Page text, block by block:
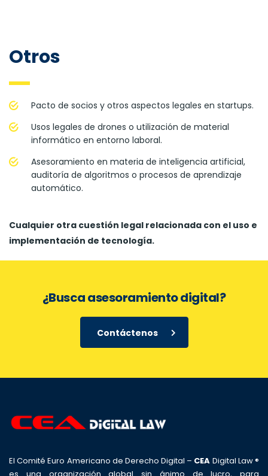
Otros
Pacto de socios y otros aspectos legales en startups.
Usos legales de drones o utilización de material
informático en entorno laboral.
Asesoramiento en materia de inteligencia artificial,
auditoría de algoritmos o procesos de aprendizaje
automático.
Cualquier otra cuestión legal relacionada con el uso e
implementación de tecnología.
¿Busca asesoramiento digital?
Contáctenos
El Comité Euro Americano de Derecho Digital – CEA Digital Law ®